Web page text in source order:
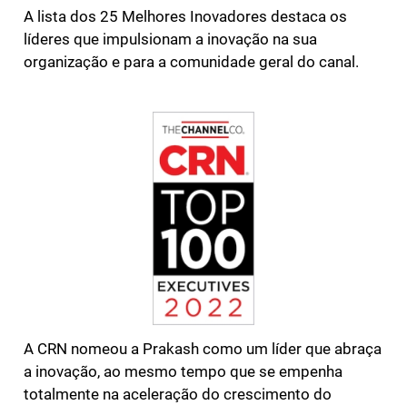
A lista dos 25 Melhores Inovadores destaca os
líderes que impulsionam a inovação na sua
organização e para a comunidade geral do canal.
A CRN nomeou a Prakash como um líder que abraça
a inovação, ao mesmo tempo que se empenha
totalmente na aceleração do crescimento do